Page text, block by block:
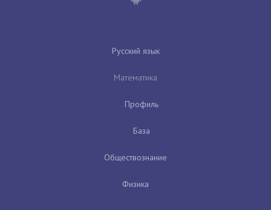
Русский язык
Математика
Профиль
База
Обществознание
Физика